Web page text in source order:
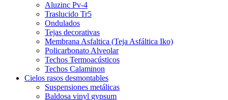
Aluzinc Pv-4
Traslucido Tr5
Ondulados
Tejas decorativas
Membrana Asfaltica (Teja Asfáltica Iko)
Policarbonato Alveolar
Techos Termoacústicos
Techos Calaminon
Cielos rasos desmontables
Suspensiones metálicas
Baldosa vinyl gypsum